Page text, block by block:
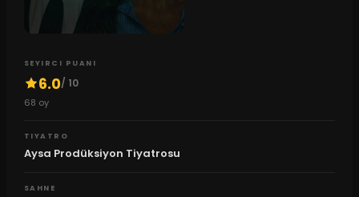
SEYIRCI PUANI
6.0/ 10
68 oy
TIYATRO
Aysa Prodüksiyon Tiyatrosu
SAHNE